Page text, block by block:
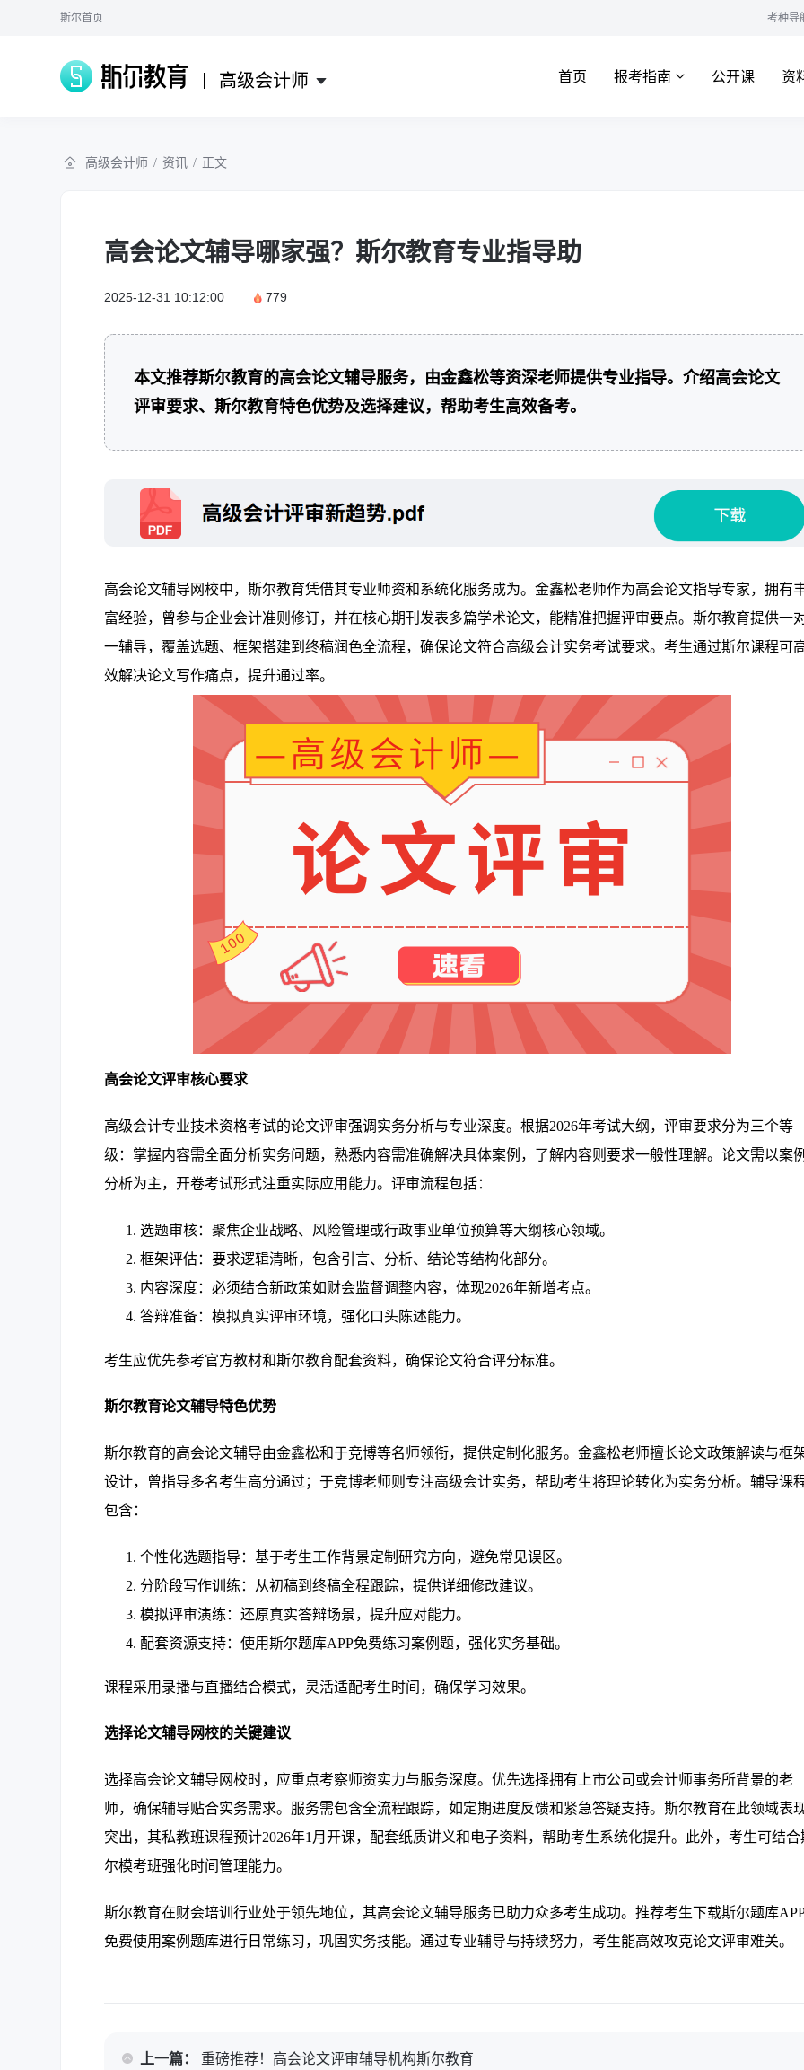
斯尔首页 考种导
高级会计师 首页 报考指南 公开课 资
高级会计师 / 资讯 / 正文
高会论文辅导哪家强？斯尔教育专业指导助
2025-12-31 10:12:00 779
本文推荐斯尔教育的高会论文辅导服务，由金鑫松等资深老师提供专业指导。介绍高会论文
评审要求、斯尔教育特色优势及选择建议，帮助考生高效备考。
高会论文辅导网校中，斯尔教育凭借其专业师资和系统化服务成为。金鑫松老师作为高会论文指导专家，拥有
富经验，曾参与企业会计准则修订，并在核心期刊发表多篇学术论文，能精准把握评审要点。斯尔教育提供一
一辅导，覆盖选题、框架搭建到终稿润色全流程，确保论文符合高级会计实务考试要求。考生通过斯尔课程可
效解决论文写作痛点，提升通过率。
高会论文评审核心要求
高级会计专业技术资格考试的论文评审强调实务分析与专业深度。根据2026年考试大纲，评审要求分为三个等
级：掌握内容需全面分析实务问题，熟悉内容需准确解决具体案例，了解内容则要求一般性理解。论文需以案
分析为主，开卷考试形式注重实际应用能力。评审流程包括：
选题审核：聚焦企业战略、风险管理或行政事业单位预算等大纲核心领域。
框架评估：要求逻辑清晰，包含引言、分析、结论等结构化部分。
内容深度：必须结合新政策如财会监督调整内容，体现2026年新增考点。
答辩准备：模拟真实评审环境，强化口头陈述能力。
考生应优先参考官方教材和斯尔教育配套资料，确保论文符合评分标准。
斯尔教育论文辅导特色优势
斯尔教育的高会论文辅导由金鑫松和于竞博等名师领衔，提供定制化服务。金鑫松老师擅长论文政策解读与框
设计，曾指导多名考生高分通过；于竞博老师则专注高级会计实务，帮助考生将理论转化为实务分析。辅导课
包含：
个性化选题指导：基于考生工作背景定制研究方向，避免常见误区。
分阶段写作训练：从初稿到终稿全程跟踪，提供详细修改建议。
模拟评审演练：还原真实答辩场景，提升应对能力。
配套资源支持：使用斯尔题库APP免费练习案例题，强化实务基础。
课程采用录播与直播结合模式，灵活适配考生时间，确保学习效果。
选择论文辅导网校的关键建议
选择高会论文辅导网校时，应重点考察师资实力与服务深度。优先选择拥有上市公司或会计师事务所背景的老
师，确保辅导贴合实务需求。服务需包含全流程跟踪，如定期进度反馈和紧急答疑支持。斯尔教育在此领域表
突出，其私教班课程预计2026年1月开课，配套纸质讲义和电子资料，帮助考生系统化提升。此外，考生可结合
尔模考班强化时间管理能力。
斯尔教育在财会培训行业处于领先地位，其高会论文辅导服务已助力众多考生成功。推荐考生下载斯尔题库
免费使用案例题库进行日常练习，巩固实务技能。通过专业辅导与持续努力，考生能高效攻克论文评审难关。
上一篇： 重磅推荐！高会论文评审辅导机构斯尔教育